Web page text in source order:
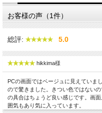
お客様の声（1件）
総評: 5.0
hikkima様
PCの画面ではベージュに見えていま
ので驚きました。きつい色ではない
の具合はちょうど良い感じです。画
囲気もあり気に入っています。